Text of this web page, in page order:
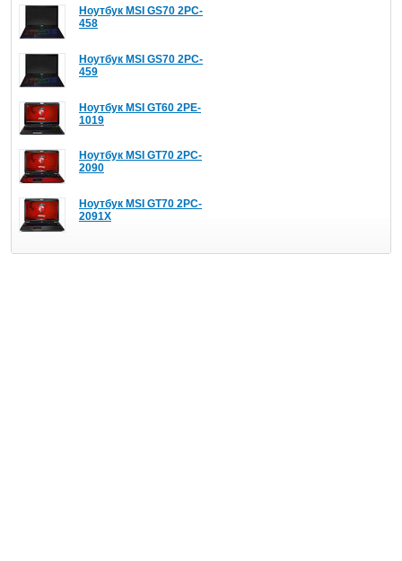
Ноутбук MSI GS70 2PC-
458
Ноутбук MSI GS70 2PC-
459
Ноутбук MSI GT60 2PE-
1019
Ноутбук MSI GT70 2PC-
2090
Ноутбук MSI GT70 2PC-
2091X